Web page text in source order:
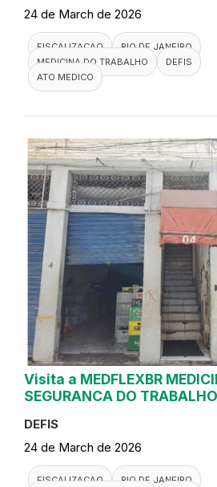
24 de March de 2026
FISCALIZACAO
RIO DE JANEIRO
MEDICINA DO TRABALHO
DEFIS
ATO MEDICO
Visita a MEDFLEXBR
SEGURANCA DO
DEFIS
24 de March de 2026
FISCALIZACAO
RIO DE JANEIRO